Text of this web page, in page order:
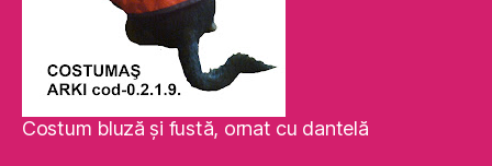
Costum bluză şi fustă, ornat cu dantelă